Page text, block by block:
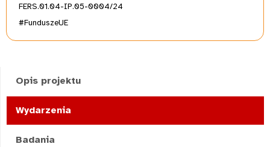
FERS.01.04-IP.05-0004/24
#FunduszeUE
Opis projektu
Wydarzenia
Badania